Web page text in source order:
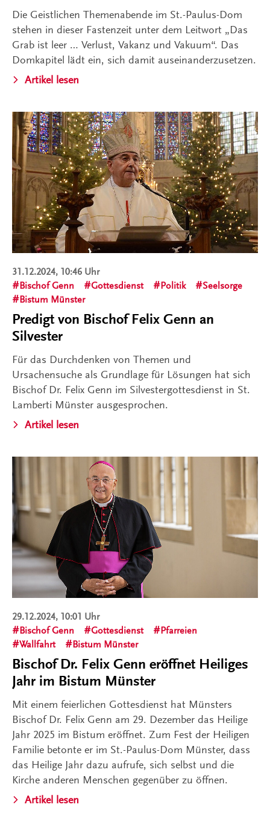
Die Geistlichen Themenabende im St.-Paulus-Dom
stehen in dieser Fastenzeit unter dem Leitwort „Das
Grab ist leer … Verlust, Vakanz und Vakuum“. Das
Domkapitel lädt ein, sich damit auseinanderzusetzen.
Artikel lesen
31.12.2024, 10:46 Uhr
Bischof Genn
Gottesdienst Politik
Seelsorge
Bistum Münster
Predigt von Bischof Felix Genn an
Silvester
Für das Durchdenken von Themen und
Ursachensuche als Grundlage für Lösungen hat sich
Bischof Dr. Felix Genn im Silvestergottesdienst in St.
Lamberti Münster ausgesprochen.
Artikel lesen
29.12.2024, 10:01 Uhr
Bischof Genn
Gottesdienst
Pfarreien
Wallfahrt
Bistum Münster
Bischof Dr. Felix Genn eröffnet Heiliges
Jahr im Bistum Münster
Mit einem feierlichen Gottesdienst hat Münsters
Bischof Dr. Felix Genn am 29. Dezember das Heilige
Jahr 2025 im Bistum eröffnet. Zum Fest der Heiligen
Familie betonte er im St.-Paulus-Dom Münster, dass
das Heilige Jahr dazu aufrufe, sich selbst und die
Kirche anderen Menschen gegenüber zu öffnen.
Artikel lesen